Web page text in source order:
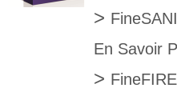
>
En Savoir
> FineFIRE